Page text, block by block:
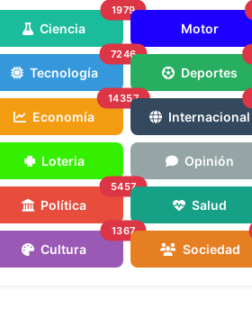
Ciencia
1979
Motor
Tecnología
7246
Deportes
Economía
14357
Internacional
Loteria Opinión
Política
5457
Salud
Cultura
1367
Sociedad